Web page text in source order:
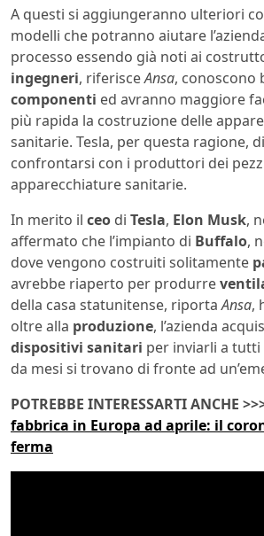
A questi si aggiungeranno ulteriori
modelli che potranno aiutare
processo essendo già noti ai
ingegneri, riferisceAnsa, conoscono
componenti ed avranno maggiore
più rapida la costruzione delle
sanitarie. Tesla, per questa ragione,
confrontarsi con i produttori dei
apparecchiature sanitarie.
In merito il ceo di Tesla, Elon Musk,
affermato che l’impianto di Buffalo,
dove vengono costruiti solitamente
avrebbe riaperto per produrre
della casa statunitense, riportaAnsa,
oltre alla produzione, l’azienda
dispositivi sanitari per inviarli a tutti
da mesi si trovano di fronte ad
POTREBBE INTERESSARTI ANCHE
fabbrica in Europa ad aprile: il
ferma